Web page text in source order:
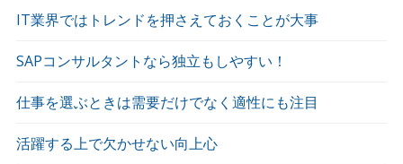
IT業界ではトレンドを押さえておくことが大事
SAPコンサルタントなら独立もしやすい！
仕事を選ぶときは需要だけでなく適性にも注目
活躍する上で欠かせない向上心